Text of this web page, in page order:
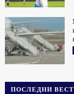
ПОСЛЕДНИ